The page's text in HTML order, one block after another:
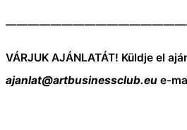
VÁRJUK AJÁNLATÁT! Küldje el
ajanlat@artbusinessclub.eu e-